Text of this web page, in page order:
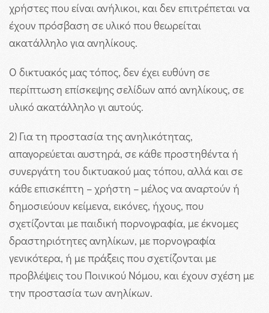
χρήστες που είναι ανήλικοι, και δεν επιτρέπεται να
έχουν πρόσβαση σε υλικό που θεωρείται
ακατάλληλο για ανηλίκους.
Ο δικτυακός μας τόπος, δεν έχει ευθύνη σε
περίπτωση επίσκεψης σελίδων από ανηλίκους, σε
υλικό ακατάλληλο γι αυτούς.
2) Για τη προστασία της ανηλικότητας,
απαγορεύεται αυστηρά, σε κάθε προστηθέντα ή
συνεργάτη του δικτυακού μας τόπου, αλλά και σε
κάθε επισκέπτη – χρήστη – μέλος να αναρτούν ή
δημοσιεύουν κείμενα, εικόνες, ήχους, που
σχετίζονται με παιδική πορνογραφία, με έκνομες
δραστηριότητες ανηλίκων, με πορνογραφία
γενικότερα, ή με πράξεις που σχετίζονται με
προβλέψεις του Ποινικού Νόμου, και έχουν σχέση με
την προστασία των ανηλίκων.